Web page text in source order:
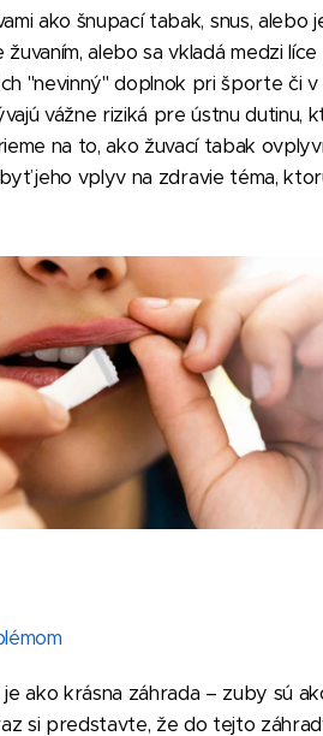
ako šnupací tabak, snus, alebo
žuvaním, alebo sa vkladá medzi
"nevinný" doplnok pri športe či
vážne riziká pre ústnu dutinu,
na to, ako žuvací tabak
jeho vplyv na zdravie téma,
ako krásna záhrada – zuby sú
si predstavte, že do tejto